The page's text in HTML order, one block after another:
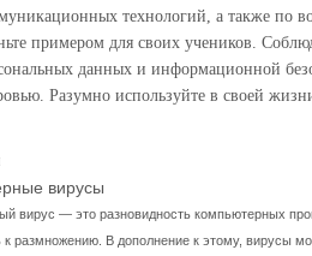
технологий, а также по
примером для своих учеников.
данных и информационной
Разумно используйте в своей
вирусы
вирус — это разновидность компьютерных
к размножению. В дополнение к этому, вирусы